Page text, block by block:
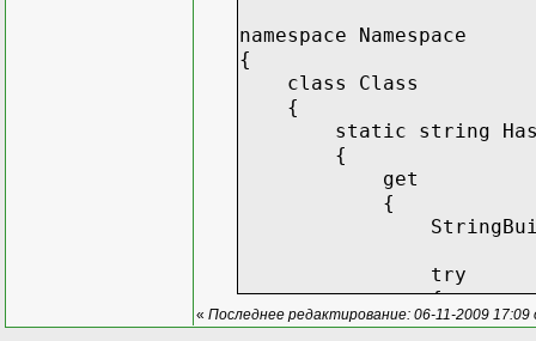
namespace Namespace
{
class Class
{
static string
{
get
{
StringBuilder sb
try
{
foreach
« Последнее редактирование: 06-11-2009 17:09